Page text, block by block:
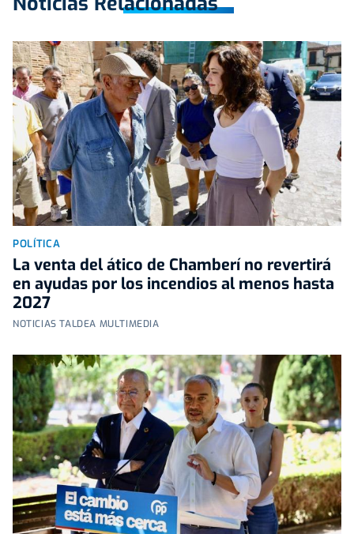
POLÍTICA
La venta del ático de Chamberí no revertirá
en ayudas por los incendios al menos hasta
2027
NOTICIAS TALDEA MULTIMEDIA